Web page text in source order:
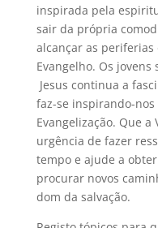
inspirada pela
sair da própria
alcançar as
Evangelho. Os jovens
Jesus continua a
faz-se inspirando-
Evangelização. Que
urgência de fazer
tempo e ajude a
procurar novos
dom da salvação.